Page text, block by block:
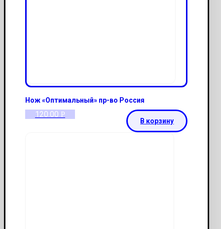
Нож «Оптимальный» пр-во Россия
120.00 Р
В корзину